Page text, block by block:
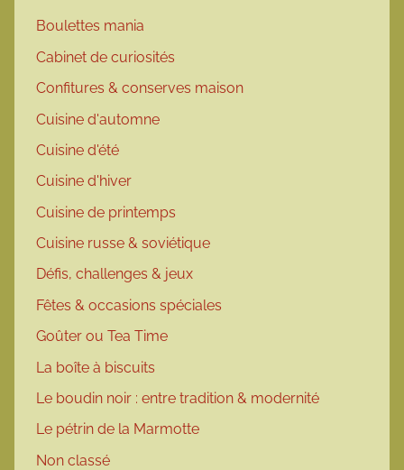
Boulettes mania
Cabinet de curiosités
Confitures & conserves maison
Cuisine d'automne
Cuisine d'été
Cuisine d'hiver
Cuisine de printemps
Cuisine russe & soviétique
Défis, challenges & jeux
Fêtes & occasions spéciales
Goûter ou Tea Time
La boîte à biscuits
Le boudin noir : entre tradition & modernité
Le pétrin de la Marmotte
Non classé